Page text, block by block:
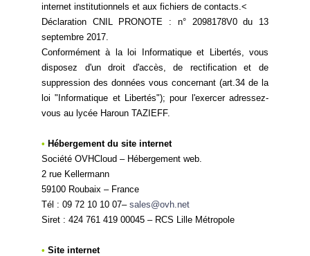
internet institutionnels et aux fichiers de contacts.<
Déclaration CNIL PRONOTE : n° 2098178V0 du 13
septembre 2017.
Conformément à la loi Informatique et Libertés, vous
disposez d'un droit d'accès, de rectification et de
suppression des données vous concernant (art.34 de la
loi "Informatique et Libertés"); pour l'exercer adressez-
vous au lycée Haroun TAZIEFF.
• Hébergement du site internet
Société OVHCloud – Hébergement web.
2 rue Kellermann
59100 Roubaix – France
Tél : 09 72 10 10 07– sales@ovh.net
Siret : 424 761 419 00045 – RCS Lille Métropole
• Site internet